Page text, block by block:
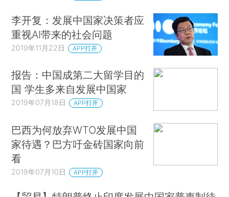
李开复：发展中国家决策者应
重视AI带来的社会问题
2019年11月22日 APP打开
报告：中国成第二大留学目的
国 学生多来自发展中国家
2019年07月18日 APP打开
巴西为何放弃WTO发展中国
家待遇？巴方吁金砖国家向前
看
2019年07月10日 APP打开